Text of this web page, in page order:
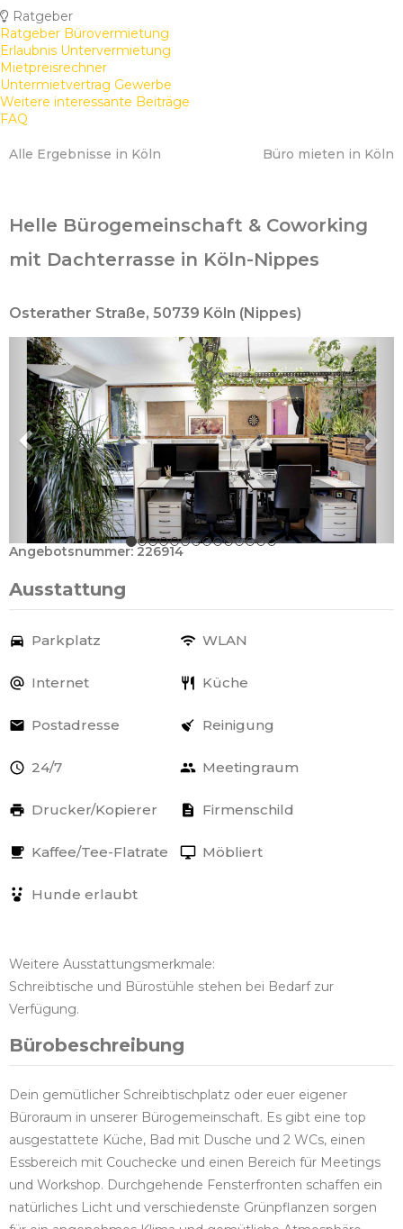
Ratgeber
Ratgeber Bürovermietung
Erlaubnis Untervermietung
Mietpreisrechner
Untermietvertrag Gewerbe
Weitere interessante Beiträge
FAQ
Alle Ergebnisse in Köln Büro mieten in Köln
Helle Bürogemeinschaft & Coworking
mit Dachterrasse in Köln-Nippes
Osterather Straße, 50739 Köln (Nippes)
Angebotsnummer: 226914
Ausstattung
Parkplatz WLAN
Internet Küche
Postadresse Reinigung
24/7 Meetingraum
Drucker/Kopierer Firmenschild
Kaffee/Tee-Flatrate Möbliert
Hunde erlaubt
Weitere Ausstattungsmerkmale:
Schreibtische und Bürostühle stehen bei Bedarf zur
Verfügung.
Bürobeschreibung
Dein gemütlicher Schreibtischplatz oder euer eigener
Büroraum in unserer Bürogemeinschaft. Es gibt eine top
ausgestattete Küche, Bad mit Dusche und 2 WCs, einen
Essbereich mit Couchecke und einen Bereich für Meetings
und Workshop. Durchgehende Fensterfronten schaffen ein
natürliches Licht und verschiedenste Grünpflanzen sorgen